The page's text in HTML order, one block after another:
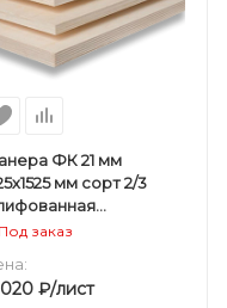
ФК 21 мм
мм сорт 2/3
Под заказ
₽/лист